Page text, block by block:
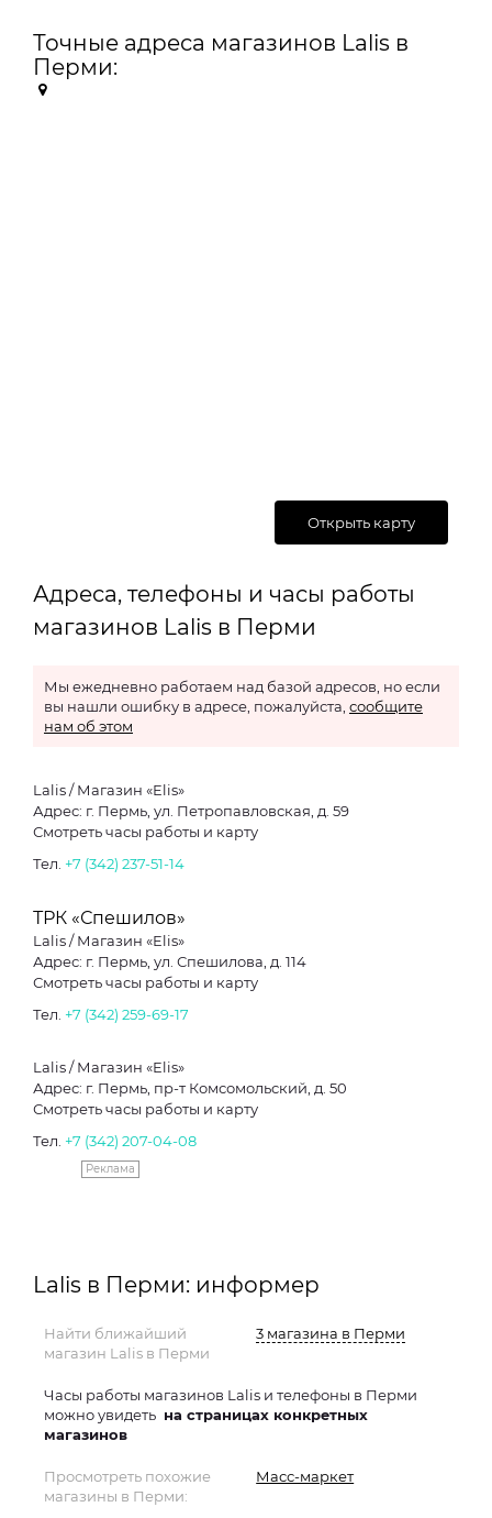
Точные адреса магазинов Lalis в
Перми:
Открыть карту
Адреса, телефоны и часы работы
магазинов Lalis в Перми
Мы ежедневно работаем над базой адресов, но если
вы нашли ошибку в адресе, пожалуйста, сообщите
нам об этом
Lalis / Магазин «Elis»
Адрес: г. Пермь, ул. Петропавловская, д. 59
Смотреть часы работы и карту
Тел. +7 (342) 237-51-14
ТРК «Спешилов»
Lalis / Магазин «Elis»
Адрес: г. Пермь, ул. Спешилова, д. 114
Смотреть часы работы и карту
Тел. +7 (342) 259-69-17
Lalis / Магазин «Elis»
Адрес: г. Пермь, пр-т Комсомольский, д. 50
Смотреть часы работы и карту
Тел. +7 (342) 207-04-08
Реклама
Lalis в Перми: информер
Найти ближайший
магазин Lalis в Перми
3 магазина в Перми
Часы работы магазинов Lalis и телефоны в Перми
можно увидеть на страницах конкретных
магазинов
Просмотреть похожие
магазины в Перми:
Масс-маркет